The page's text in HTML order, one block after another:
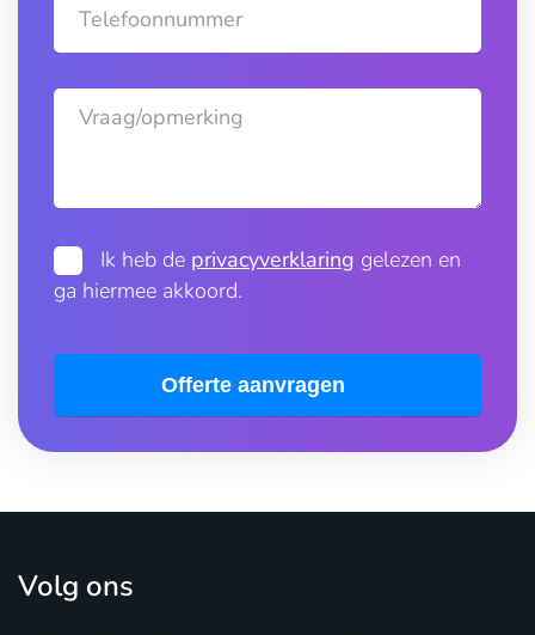
Telefoonnummer
Vraag/opmerking
Ik heb de privacyverklaring gelezen en
ga hiermee akkoord.
Offerte aanvragen
Volg ons